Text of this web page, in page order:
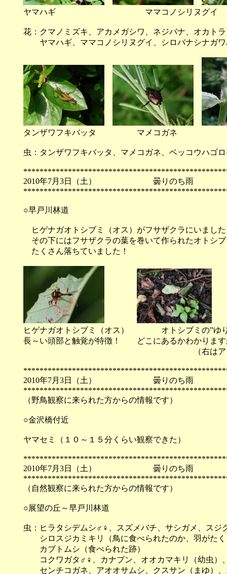
ヤマハギ ママコノシリヌグイ
花：クマノミズキ、アカメガシワ、ネジバナ、オカト
ヤマハギ、ママコノシリヌグイ、シロバナシナガワ
タンザワフキバッタ マメコガネ
虫：タンザワフキバッタ、マメコガネ、ベッコウハゴ
2010年7月3日（土） 曇り
○早戸川林道
ヒゲナガオトシブミ（オス）がフサザクラにいまし
その下にはフサザクラの葉を巻いて作られたオトシブ
たくさん落ちていました！
ヒゲナガオトシブミ（オス） オトシブミの”
長～い頭部と触覚が特徴！ どこにあるかわかりま
（右はアップ写真です）
2010年7月3日（土） 曇り
（野鳥観察に来られた方からの情報です）
○金沢橋付近
ヤマセミ（１０～１５分くらい観察できた）
2010年7月3日（土） 曇り
（自然観察に来られた方からの情報です）
○展望の丘～早戸川林道
虫：ヒラタシデムシ♂♀、スズメバチ、サシガメ、スジ
シロスジカミキリ（鳥に食べられたのか、羽がたく
カブトムシ（食べられた跡）
コクワガタ♂♀、カナブン、オオカマキリ（幼虫）
センチコガネ、アオオサムシ、クスサン（まゆ）、